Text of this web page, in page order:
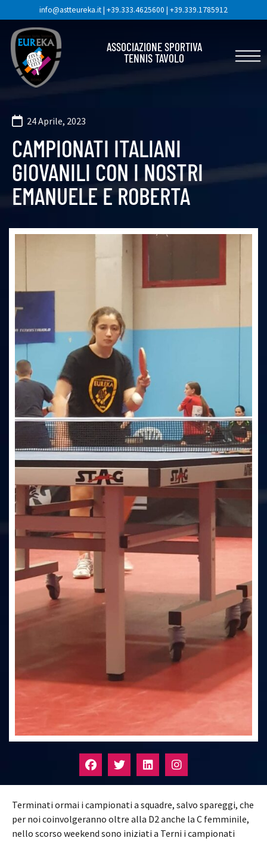
info@astteureka.it| +39.333.4625600 | +39.339.1785912
ASSOCIAZIONE SPORTIVA
TENNIS TAVOLO
24 Aprile, 2023
CAMPIONATI ITALIANI
GIOVANILI CON I NOSTRI
EMANUELE E ROBERTA
Terminati ormai i campionati a squadre, salvo spareggi, che
per noi coinvolgeranno oltre alla D2 anche la C femminile,
nello scorso weekend sono iniziati a Terni i campionati